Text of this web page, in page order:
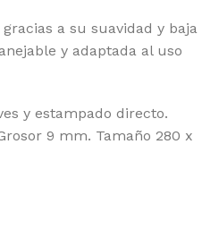
a su suavidad y baja
y adaptada al uso
y estampado directo.
9 mm. Tamaño 280 x